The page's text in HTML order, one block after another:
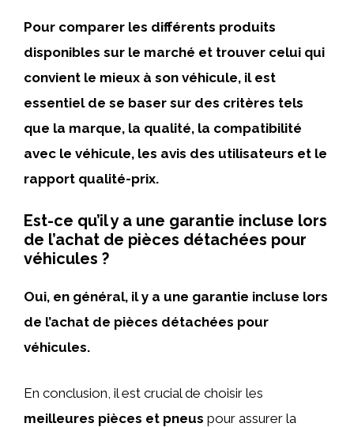
Pour comparer les différents produits
disponibles sur le marché et trouver celui qui
convient le mieux à son véhicule, il est
essentiel de se baser sur des critères tels
que la marque, la qualité, la compatibilité
avec le véhicule, les avis des utilisateurs et le
rapport qualité-prix.
Est-ce qu’il y a une garantie incluse lors
de l’achat de pièces détachées pour
véhicules ?
Oui, en général, il y a une garantie incluse lors
de l’achat de pièces détachées pour
véhicules.
En conclusion, il est crucial de choisir les
meilleures pièces et pneus pour assurer la